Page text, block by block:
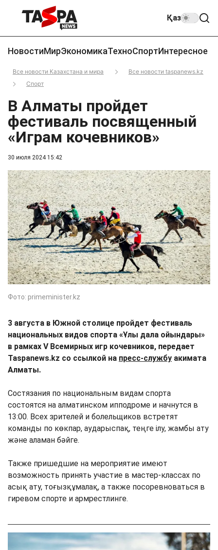
Қаз
НовостиМирЭкономикаТехноСпортИнтересное
Все новости Казахстана и мира
Все новости taspanews.kz
Спорт
30 июля 2024 15:42
В Алматы пройдет
фестиваль посвященный
«Играм кочевников»
Фото: primeminister.kz
3 августа в Южной столице пройдет фестиваль
национальных видов спорта «Ұлы дала ойындары»
в рамках V Всемирных игр кочевников, передает
Taspanews.kz со ссылкой на пресс-службу акимата
Алматы.
Состязания по национальным видам спорта
состоятся на алматинском ипподроме и начнутся в
13:00. Всех зрителей и болельщиков встретят
команды по көкпар, аударыспақ, теңге ілу, жамбы ату
және аламан бәйге.
Также пришедшие на мероприятие имеют
возможность принять участие в мастер-классах по
асық ату, тоғызқұмалақ, а также посоревноваться в
гиревом спорте и армрестлинге.